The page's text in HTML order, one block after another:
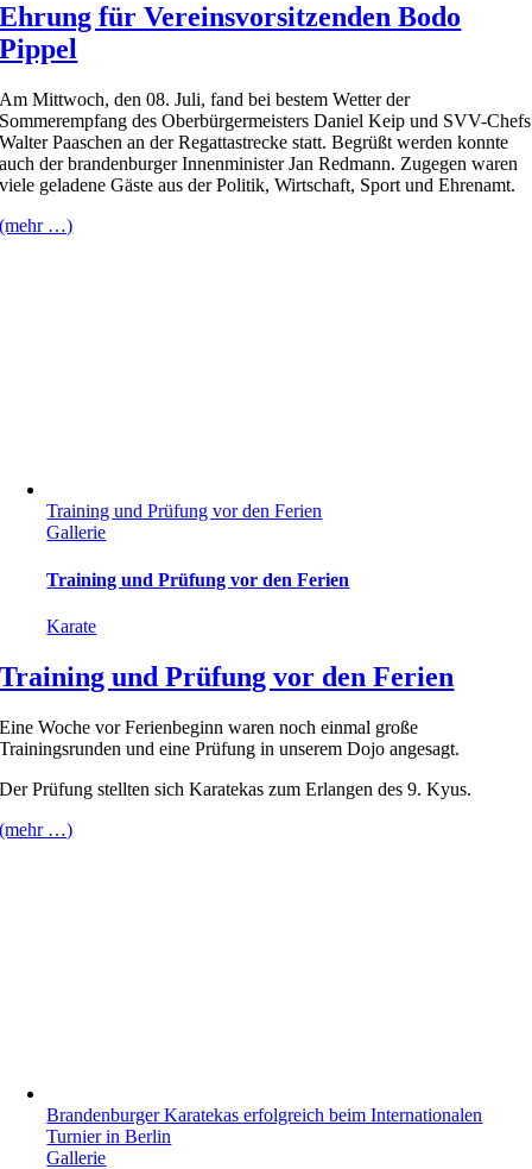
Ehrung für Vereinsvorsitzenden Bodo
Pippel
Am Mittwoch, den 08. Juli, fand bei bestem Wetter der
Sommerempfang des Oberbürgermeisters Daniel Keip und SVV-Chefs
Walter Paaschen an der Regattastrecke statt. Begrüßt werden konnte
auch der brandenburger Innenminister Jan Redmann. Zugegen waren
viele geladene Gäste aus der Politik, Wirtschaft, Sport und Ehrenamt.
(mehr …)
Training und Prüfung vor den Ferien
Gallerie
Training und Prüfung vor den Ferien
Karate
Training und Prüfung vor den Ferien
Eine Woche vor Ferienbeginn waren noch einmal große
Trainingsrunden und eine Prüfung in unserem Dojo angesagt.
Der Prüfung stellten sich Karatekas zum Erlangen des 9. Kyus.
(mehr …)
Brandenburger Karatekas erfolgreich beim Internationalen
Turnier in Berlin
Gallerie